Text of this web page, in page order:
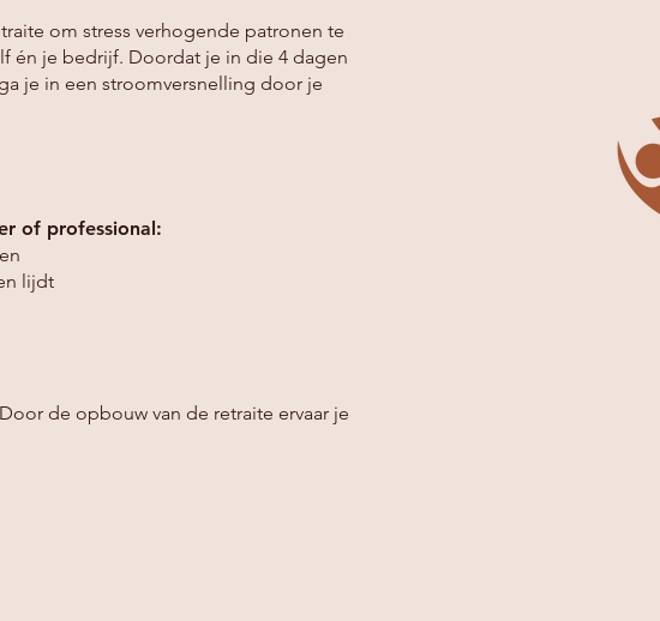
om stress verhogende patronen te
én je bedrijf. Doordat je in die 4 dagen
je in een stroomversnelling door je
of professional:
lijdt
de opbouw van de retraite ervaar je